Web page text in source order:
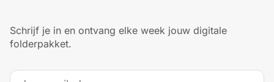
Schrijf je in en ontvang elke week jouw digitale
folderpakket.